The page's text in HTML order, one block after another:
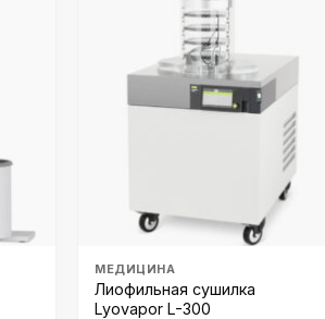
МЕДИЦИНА
Лиофильная сушилка
Lyovapor L-300